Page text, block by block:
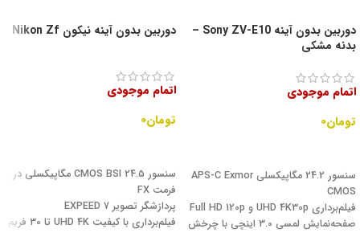
دوربین بدون آینه Sony ZV-E10 –
بدنه مشکی
اتمام موجودی
تومان۰
سنسور 24.2 مگاپیکسلی APS-C Exmor
CMOS
فیلم‌برداری UHD 4K30p و Full HD 120p
صفحه‌نمایش لمسی 3.0 اینچی با چرخش
دوربین بدون آینه نیکون Nikon Zf
اتمام موجودی
تومان۰
سنسور CMOS BSI 24.5 مگاپیکسلی در
فرمت FX
پردازشگر تصویر EXPEED 7
فیلم‌برداری با کیفیت UHD 4K تا 30 فریم